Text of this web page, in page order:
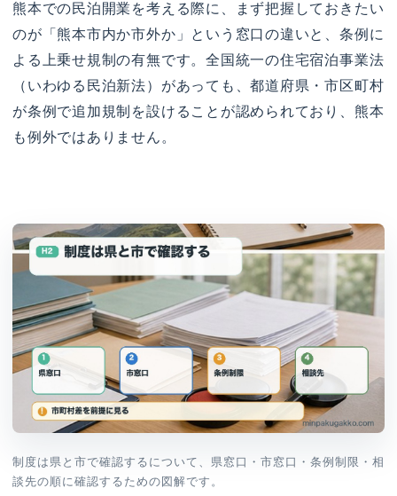
熊本での民泊開業を考える際に、まず把握しておきたい
のが「熊本市内か市外か」という窓口の違いと、条例に
よる上乗せ規制の有無です。全国統一の住宅宿泊事業法
（いわゆる民泊新法）があっても、都道府県・市区町村
が条例で追加規制を設けることが認められており、熊本
も例外ではありません。
制度は県と市で確認するについて、県窓口・市窓口・条例制限・相
談先の順に確認するための図解です。